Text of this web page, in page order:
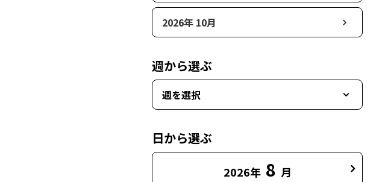
2026年 10月
週から選ぶ
週を選択
日から選ぶ
2026年 8 月